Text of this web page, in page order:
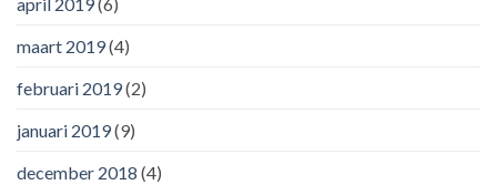
maart 2019(4)
februari 2019(2)
januari 2019(9)
december 2018 (4)